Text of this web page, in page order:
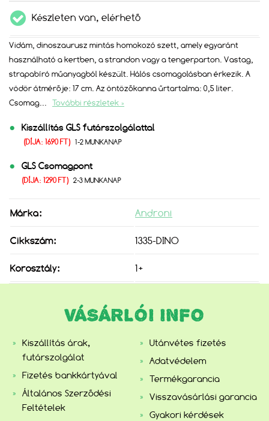
Készleten van, elérhető
Vidám, dinoszaurusz mintás homokozó szett, amely egyaránt
használható a kertben, a strandon vagy a tengerparton. Vastag,
strapabíró műanyagból készült. Hálós csomagolásban érkezik. A
vödör átmérője: 17 cm. Az öntözőkanna űrtartalma: 0,5 liter.
Csomag
További részletek »
Kiszállítás GLS futárszolgálattal
(DÍJA: 1690 FT) 1-2 MUNKANAP
GLS Csomagpont
(DÍJA: 1290 FT) 2-3 MUNKANAP
Márka: Androni
Cikkszám: 1335-DINO
Korosztály: 1+
VÁSÁRLÓI INFO
Kiszállítás árak,
futárszolgálat
Fizetés bankkártyával
Általános Szerződési
Feltételek
Utánvétes fizetés
Adatvédelem
Termékgarancia
Visszavásárlási garancia
Gyakori kérdések